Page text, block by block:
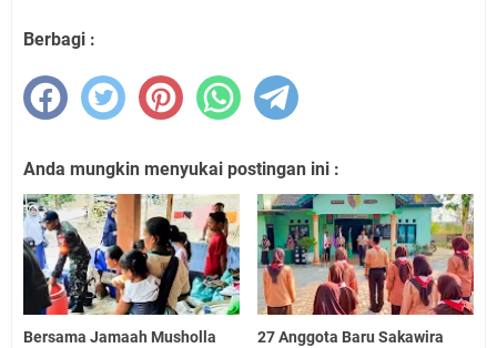
Berbagi :
Anda mungkin menyukai postingan ini :
Bersama Jamaah Musholla
27 Anggota Baru Sakawira